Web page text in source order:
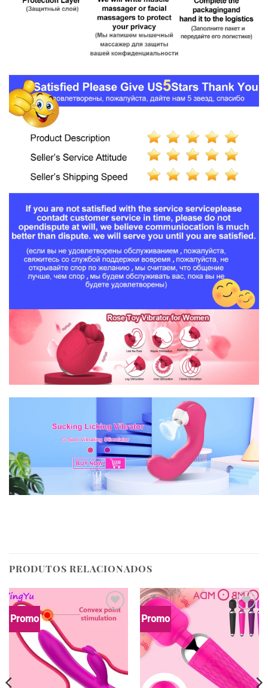
PRODUTOS RELACIONADOS
Promo Wishlist Promo Wishlist